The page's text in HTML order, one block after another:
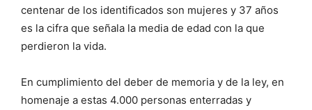
centenar de los identificados son mujeres y 37 años
es la cifra que señala la media de edad con la que
perdieron la vida.
En cumplimiento del deber de memoria y de la ley, en
homenaje a estas 4.000 personas enterradas y